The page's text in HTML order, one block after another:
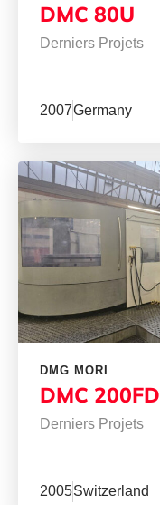
DMC 80U
Derniers Projets
2007Germany
DMG MORI
DMC 200FD
Derniers Projets
2005Switzerland